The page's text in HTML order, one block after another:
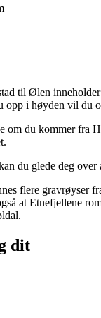
til Ølen
opp i høyden vil du
du kommer fra
du glede deg
flere gravrøyser
at Etnefjellene
dit